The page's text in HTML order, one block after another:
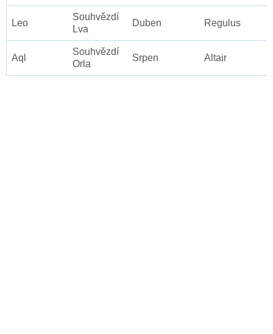
Leo
Souhvězdí
Lva
Duben Regulus
Aql
Souhvězdí
Orla
Srpen Altair